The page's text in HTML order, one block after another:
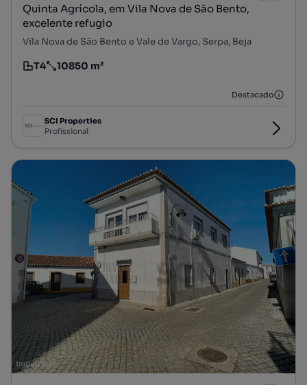
Quinta Agrícola, em Vila Nova de São Bento,
excelente refugio
Vila Nova de São Bento e Vale de Vargo, Serpa, Beja
Tipologia
T4
Preço por metro quadrado
10850 m²
Destacado
SCI Properties
Profissional